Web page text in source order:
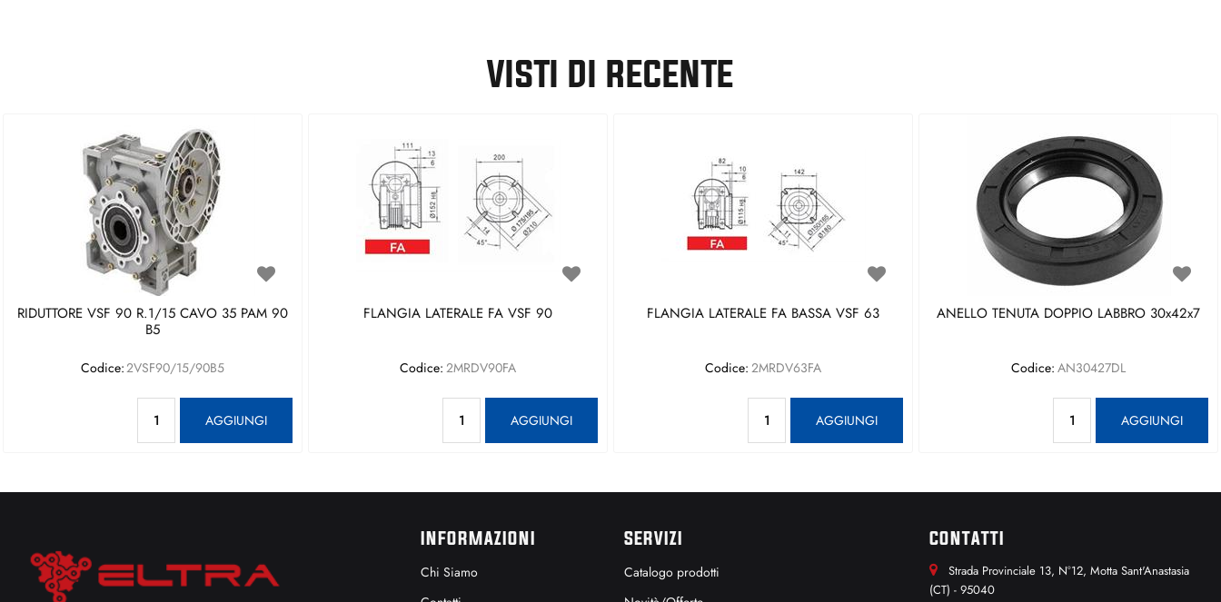
VISTI DI RECENTE
RIDUTTORE VSF 90 R.1/15 CAVO 35 PAM 90
B5
Codice:2VSF90/15/90B5
AGGIUNGI
FLANGIA LATERALE FA VSF 90
Codice: 2MRDV90FA
AGGIUNGI
FLANGIA LATERALE FA BASSA VSF 63
Codice: 2MRDV63FA
AGGIUNGI
ANELLO TENUTA DOPPIO LABBRO 30x42x7
Codice: AN30427DL
AGGIUNGI
INFORMAZIONI
Chi Siamo
SERVIZI
Catalogo prodotti
CONTATTI
Strada Provinciale 13, N°12, Motta Sant'Anastasia
(CT) - 95040